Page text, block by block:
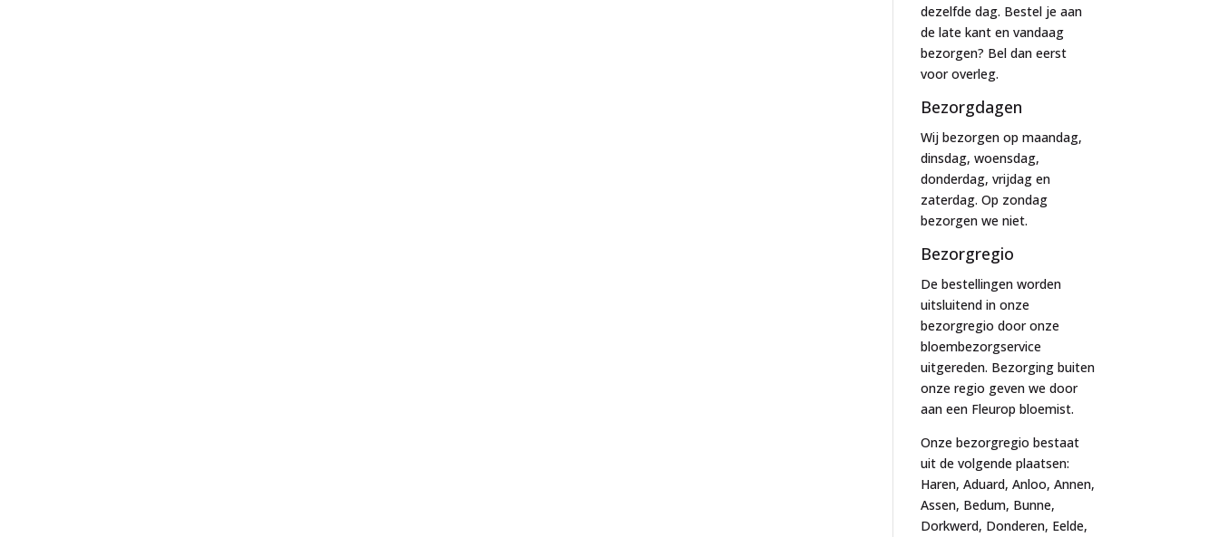
dezelfde dag. Bestel je aan
de late kant en vandaag
bezorgen? Bel dan eerst
voor overleg.
Bezorgdagen
Wij bezorgen op maandag,
dinsdag, woensdag,
donderdag, vrijdag en
zaterdag. Op zondag
bezorgen we niet.
Bezorgregio
De bestellingen worden
uitsluitend in onze
bezorgregio door onze
bloembezorgservice
uitgereden. Bezorging buiten
onze regio geven we door
aan een Fleurop bloemist.
Onze bezorgregio bestaat
uit de volgende plaatsen:
Haren, Aduard, Anloo, Annen,
Assen, Bedum, Bunne,
Dorkwerd, Donderen, Eelde,